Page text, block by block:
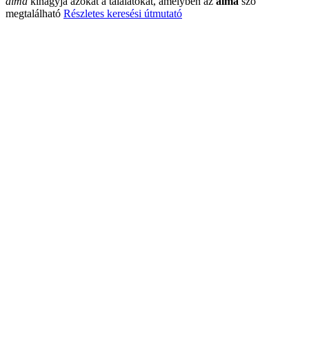
megtalálható Részletes keresési útmutató